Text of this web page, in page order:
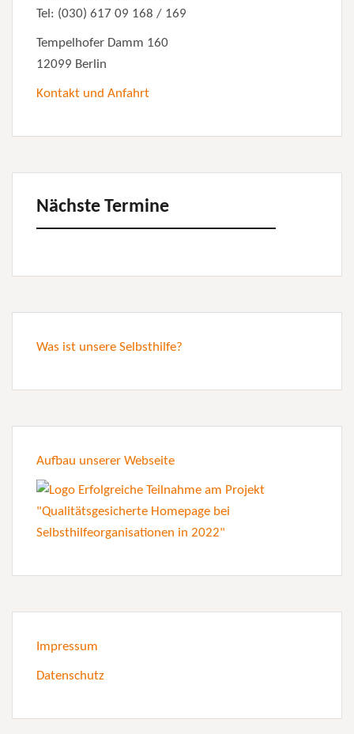
Tel: (030) 617 09 168 / 169
Tempelhofer Damm 160
12099 Berlin
Kontakt und Anfahrt
Nächste Termine
Was ist unsere Selbsthilfe?
Aufbau unserer Webseite
Impressum
Datenschutz